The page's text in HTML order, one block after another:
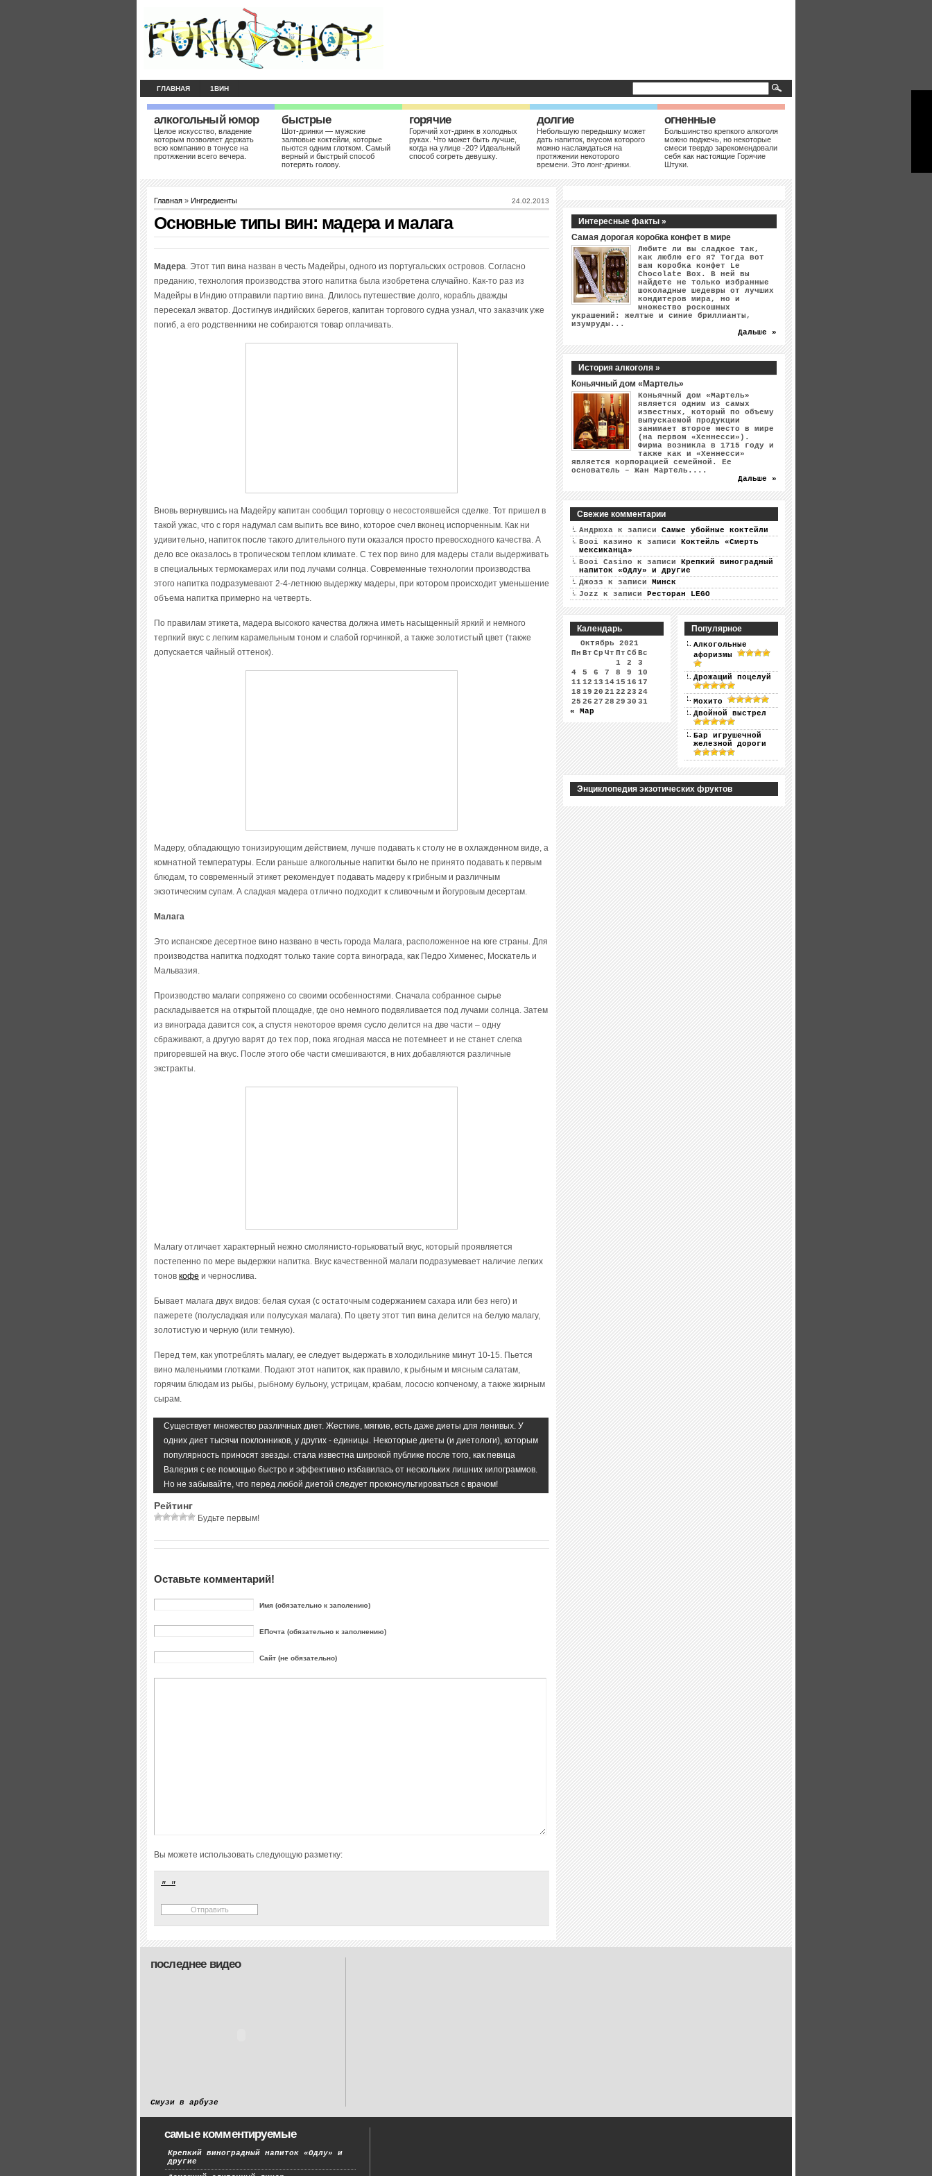
ГЛАВНАЯ 1ВИН
алкогольный юмор
Целое искусство, владение
которым позволяет держать
всю компанию в тонусе на
протяжении всего вечера.
быстрые
Шот-дринки — мужские
залповые коктейли, которые
пьются одним глотком. Самый
верный и быстрый способ
потерять голову.
горячие
Горячий хот-дринк в холодных
руках. Что может быть лучше,
когда на улице -20? Идеальный
способ согреть девушку.
долгие
Небольшую передышку может
дать напиток, вкусом которого
можно наслаждаться на
протяжении некоторого
времени. Это лонг-дринки.
огненные
Большинство крепкого алкоголя
можно поджечь, но некоторые
смеси твердо зарекомендовали
себя как настоящие Горячие
Штуки.
Главная » Ингредиенты 24.02.2013
Основные типы вин: мадера и малага
Мадера. Этот тип вина назван в честь Мадейры, одного из португальских островов. Согласно
преданию, технология производства этого напитка была изобретена случайно. Как-то раз из
Мадейры в Индию отправили партию вина. Длилось путешествие долго, корабль дважды
пересекал экватор. Достигнув индийских берегов, капитан торгового судна узнал, что заказчик уже
погиб, а его родственники не собираются товар оплачивать.
Вновь вернувшись на Мадейру капитан сообщил торговцу о несостоявшейся сделке. Тот пришел в
такой ужас, что с горя надумал сам выпить все вино, которое счел вконец испорченным. Как ни
удивительно, напиток после такого длительного пути оказался просто превосходного качества. А
дело все оказалось в тропическом теплом климате. С тех пор вино для мадеры стали выдерживать
в специальных термокамерах или под лучами солнца. Современные технологии производства
этого напитка подразумевают 2-4-летнюю выдержку мадеры, при котором происходит уменьшение
объема напитка примерно на четверть.
По правилам этикета, мадера высокого качества должна иметь насыщенный яркий и немного
терпкий вкус с легким карамельным тоном и слабой горчинкой, а также золотистый цвет (также
допускается чайный оттенок).
Мадеру, обладающую тонизирующим действием, лучше подавать к столу не в охлажденном виде, а
комнатной температуры. Если раньше алкогольные напитки было не принято подавать к первым
блюдам, то современный этикет рекомендует подавать мадеру к грибным и различным
экзотическим супам. А сладкая мадера отлично подходит к сливочным и йогуровым десертам.
Малага
Это испанское десертное вино названо в честь города Малага, расположенное на юге страны. Для
производства напитка подходят только такие сорта винограда, как Педро Хименес, Москатель и
Мальвазия.
Производство малаги сопряжено со своими особенностями. Сначала собранное сырье
раскладывается на открытой площадке, где оно немного подвяливается под лучами солнца. Затем
из винограда давится сок, а спустя некоторое время сусло делится на две части – одну
сбраживают, а другую варят до тех пор, пока ягодная масса не потемнеет и не станет слегка
пригоревшей на вкус. После этого обе части смешиваются, в них добавляются различные
экстракты.
Малагу отличает характерный нежно смолянисто-горьковатый вкус, который проявляется
постепенно по мере выдержки напитка. Вкус качественной малаги подразумевает наличие легких
тонов кофе и чернослива.
Бывает малага двух видов: белая сухая (с остаточным содержанием сахара или без него) и
пажерете (полусладкая или полусухая малага). По цвету этот тип вина делится на белую малагу,
золотистую и черную (или темную).
Перед тем, как употреблять малагу, ее следует выдержать в холодильнике минут 10-15. Пьется
вино маленькими глотками. Подают этот напиток, как правило, к рыбным и мясным салатам,
горячим блюдам из рыбы, рыбному бульону, устрицам, крабам, лососю копченому, а также жирным
сырам.
Существует множество различных диет. Жесткие, мягкие, есть даже диеты для ленивых. У
одних диет тысячи поклонников, у других - единицы. Некоторые диеты (и диетологи), которым
популярность приносят звезды. стала известна широкой публике после того, как певица
Валерия с ее помощью быстро и эффективно избавилась от нескольких лишних килограммов.
Но не забывайте, что перед любой диетой следует проконсультироваться с врачом!
Рейтинг
Будьте первым!
Оставьте комментарий!
Имя (обязательно к заполению)
ЕПочта (обязательно к заполнению)
Сайт (не обязательно)
Вы можете использовать следующую разметку:
Интересные факты »
Самая дорогая коробка конфет в мире
Любите ли вы сладкое так,
как люблю его я? Тогда вот
вам коробка конфет Le
Chocolate Box. В ней вы
найдете не только избранные
шоколадные шедевры от лучших
кондитеров мира, но и
множество роскошных
украшений: желтые и синие бриллианты,
изумруды...
Дальше »
История алкоголя »
Коньячный дом «Мартель»
Коньячный дом «Мартель»
является одним из самых
известных, который по объему
выпускаемой продукции
занимает второе место в мире
(на первом «Хеннесси»).
Фирма возникла в 1715 году и
также как и «Хеннесси»
является корпорацией семейной. Ее
основатель – Жан Мартель....
Дальше »
Свежие комментарии
Андрюха к записи Самые убойные коктейли
Booi казино к записи Коктейль «Смерть
мексиканца»
Booi Casino к записи Крепкий виноградный
напиток «Одлу» и другие
Джозз к записи Минск
Jozz к записи Ресторан LEGO
Календарь
Октябрь 2021
Пн Вт Ср Чт Пт Сб Вс
1
2
3
4
5 6 7 8 9
10
1112 13 1415 16 17
18 19 20 2122 23 24
25 26 27 28 29 30 31
« Мар
Популярное
Алкогольные
афоризмы
Дрожащий поцелуй
Мохито
Двойной выстрел
Бар игрушечной
железной дороги
Энциклопедия экзотических фруктов
последнее видео
Смузи в арбузе
самые комментируемые
Крепкий виноградный напиток «Одлу» и
другие